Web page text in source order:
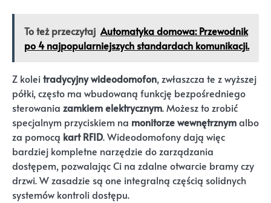
To też przeczytaj Automatyka domowa: Przewodnik
po 4 najpopularniejszych standardach komunikacji.
Z koleitradycyjny wideodomofon, zwłaszcza te z wyższej
półki, często ma wbudowaną funkcję bezpośredniego
sterowania zamkiem elektrycznym. Możesz to zrobić
specjalnym przyciskiem na monitorze wewnętrznymalbo
za pomocą kart RFID. Wideodomofony dają więc
bardziej kompletne narzędzie do zarządzania
dostępem, pozwalając Ci na zdalne otwarcie bramy czy
drzwi. W zasadzie są one integralną częścią solidnych
systemów kontroli dostępu.